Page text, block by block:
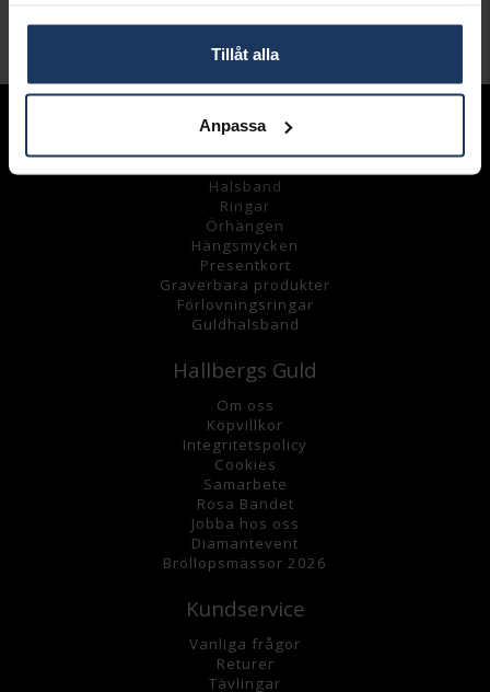
Tillåt alla
Anpassa
Andra köpte även
Sortiment
Halsband
Ringar
Örhängen
Hängsmycken
Presentkort
Graverbara produkter
Förlovningsringar
Guldhalsband
Hallbergs Guld
Om oss
Köpvillkor
Integritetspolicy
Cookies
Samarbete
Rosa Bandet
Jobba hos oss
Diamantevent
Bröllopsmässor 2026
Kundservice
Vanliga frågor
Returer
Tävlingar